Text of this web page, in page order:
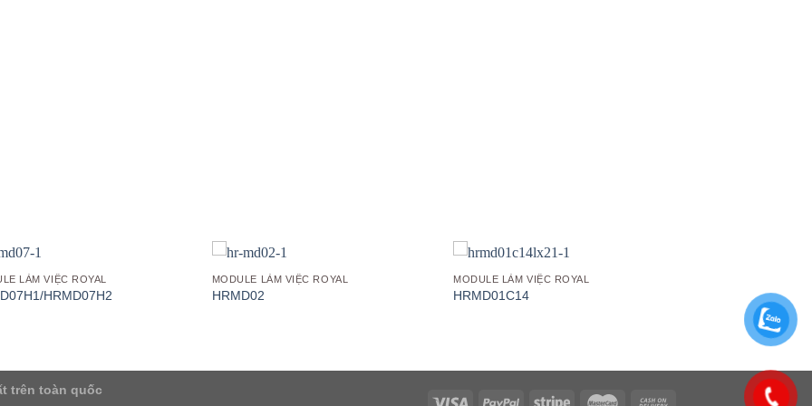
LÀM VIỆC ROYAL
HRMD07H2
MODULE LÀM VIỆC ROYAL
HRMD02
MODULE LÀM VIỆC ROYAL
HRMD01C14
trên toàn quốc